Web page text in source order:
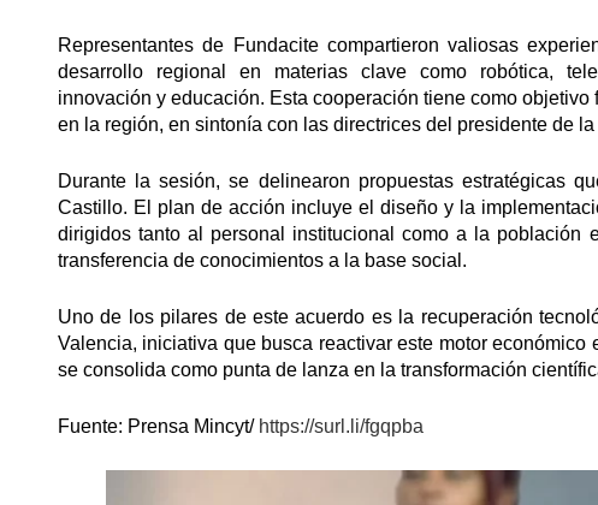
​Representantes de Fundacite compartieron valiosas
desarrollo regional en materias clave como robótica,
innovación y educación. Esta cooperación tiene como
en la región, en sintonía con las directrices del presidente de
​Durante la sesión, se delinearon propuestas estratégicas
Castillo. El plan de acción incluye el diseño y la
dirigidos tanto al personal institucional como a la población
transferencia de conocimientos a la base social.
​Uno de los pilares de este acuerdo es la recuperación
Valencia, iniciativa que busca reactivar este motor
se consolida como punta de lanza en la transformación
​Fuente: Prensa Mincyt/ https://surl.li/fgqpba